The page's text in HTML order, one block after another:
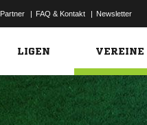
Partner | FAQ & Kontakt | Newsletter
LIGEN